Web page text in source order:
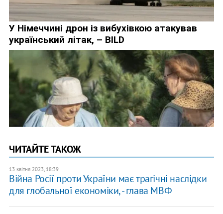
ЧИТАЙТЕ ТАКОЖ
13 квітня 2023, 18:39
Війна Росії проти України має трагічні наслідки
для глобальної економіки, - глава МВФ